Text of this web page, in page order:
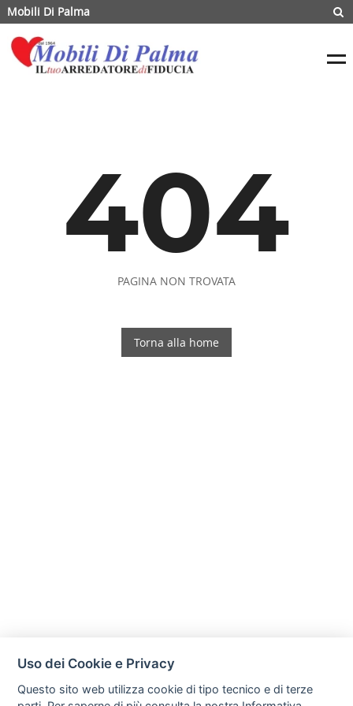
Mobili Di Palma
404
PAGINA NON TROVATA
Torna alla home
Uso dei Cookie e Privacy
Questo sito web utilizza cookie di tipo tecnico e di terze